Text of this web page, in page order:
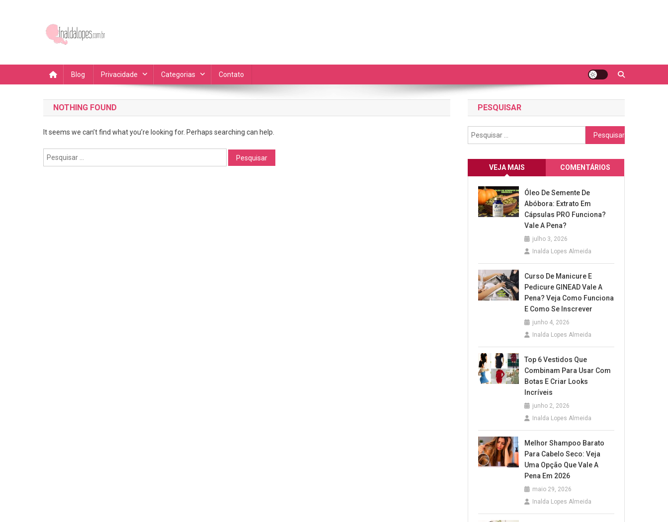
Blog Privacidade Categorias Contato
NOTHING FOUND
It seems we can’t find what you’re looking for. Perhaps searching can help.
Pesquisar
por:
PESQUISAR
Pesquisar
por:
VEJA MAIS COMENTÁRIOS
Óleo De Semente De
Abóbora: Extrato Em
Cápsulas PRO Funciona?
Vale A Pena?
julho 3, 2026
Inalda Lopes Almeida
Curso De Manicure E
Pedicure GINEAD Vale A
Pena? Veja Como Funciona
E Como Se Inscrever
junho 4, 2026
Inalda Lopes Almeida
Top 6 Vestidos Que
Combinam Para Usar Com
Botas E Criar Looks
Incríveis
junho 2, 2026
Inalda Lopes Almeida
Melhor Shampoo Barato
Para Cabelo Seco: Veja
Uma Opção Que Vale A
Pena Em 2026
maio 29, 2026
Inalda Lopes Almeida